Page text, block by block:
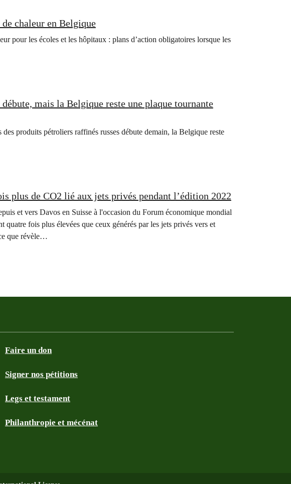
chaleur en Belgique
pour les écoles et les hôpitaux : plans d’action obligatoires lorsque les
mais la Belgique reste une plaque tournante
produits pétroliers raffinés russes débute demain, la Belgique reste
plus de CO2 lié aux jets privés pendant l’édition 2022
et vers Davos en Suisse à l'occasion du Forum économique mondial
fois plus élevées que ceux générés par les jets privés vers et
que révèle…
Faire un don
Signer nos pétitions
Legs et testament
Philanthropie et mécénat